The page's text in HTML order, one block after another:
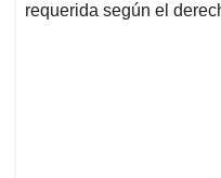
requerida según el